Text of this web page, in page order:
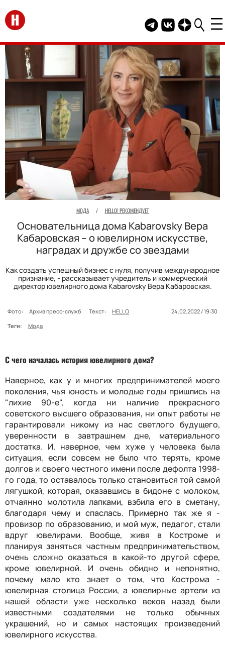
Перейти на главную
Telegram канал
Группа HELLO
Канал
МОДА / HELLO! РЕКОМЕНДУЕТ
Основательница дома Kabarovsky Вера
Кабаровская – о ювелирном искусстве,
наградах и дружбе со звездами
Как создать успешный бизнес с нуля, получив международное
признание, - рассказывает учредитель и коммерческий
директор ювелирного дома Kabarovsky Вера Кабаровская.
Фото: Архив пресс-служб Текст: HELLO
24.02.2022 / 19:30
Теги:
Мода
С чего началась история ювелирного дома?
Наверное, как у и многих предпринимателей моего
поколения, чья юность и молодые годы пришлись на
"лихие 90-е", когда ни наличие прекрасного
советского высшего образования, ни опыт работы не
гарантировали никому из нас светлого будущего,
уверенности в завтрашнем дне, материального
достатка. И, наверное, чем хуже у человека была
ситуация, если совсем не было что терять, кроме
долгов и своего честного имени после дефолта 1998-
го года, то оставалось только становиться той самой
лягушкой, которая, оказавшись в бидоне с молоком,
отчаянно молотила лапками, взбила его в сметану,
благодаря чему и спаслась. Примерно так же я -
провизор по образованию, и мой муж, педагог, стали
вдруг ювелирами. Вообще, живя в Костроме и
планируя заняться частным предпринимательством,
очень сложно оказаться в какой-то другой сфере,
кроме ювелирной. И очень обидно и непонятно,
почему мало кто знает о том, что Кострома -
ювелирная столица России, а ювелирные артели из
нашей области уже несколько веков назад были
известными создателями не только обычных
украшений, но и самых настоящих произведений
ювелирного искусства.